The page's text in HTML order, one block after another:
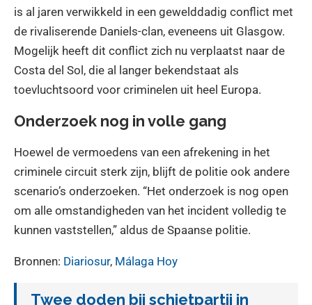
is al jaren verwikkeld in een gewelddadig conflict met
de rivaliserende Daniels-clan, eveneens uit Glasgow.
Mogelijk heeft dit conflict zich nu verplaatst naar de
Costa del Sol, die al langer bekendstaat als
toevluchtsoord voor criminelen uit heel Europa.
Onderzoek nog in volle gang
Hoewel de vermoedens van een afrekening in het
criminele circuit sterk zijn, blijft de politie ook andere
scenario’s onderzoeken. “Het onderzoek is nog open
om alle omstandigheden van het incident volledig te
kunnen vaststellen,” aldus de Spaanse politie.
Bronnen: Diariosur, Málaga Hoy
Twee doden bij schietpartij in